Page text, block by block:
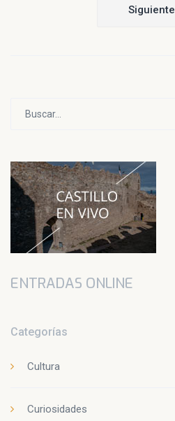
Siguiente
ENTRADAS ONLINE
Categorías
Cultura
Curiosidades